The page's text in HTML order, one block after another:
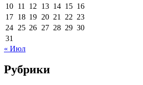
10 11 12 13 14 15 16
17 18 19 20 21 22 23
24 25 26 27 28 29 30
31
« Июл
Рубрики